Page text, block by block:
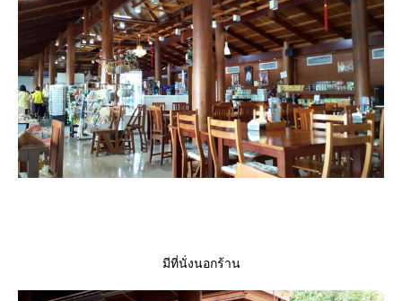
มีที่นั่งนอกร้าน